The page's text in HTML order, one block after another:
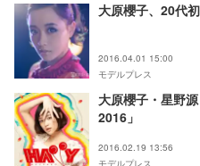
大原櫻子、20代
2016.04.01 15:00
モデルプレス
大原櫻子・星野
2016」
2016.02.19 13:56
モデルプレス